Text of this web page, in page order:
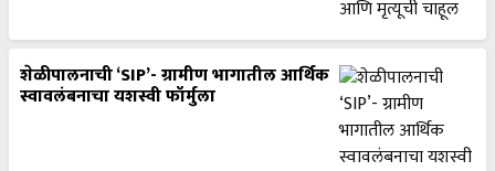
शेळीपालनाची ‘SIP’- ग्रामीण भागातील आर्थिक
स्वावलंबनाचा यशस्वी फॉर्मुला